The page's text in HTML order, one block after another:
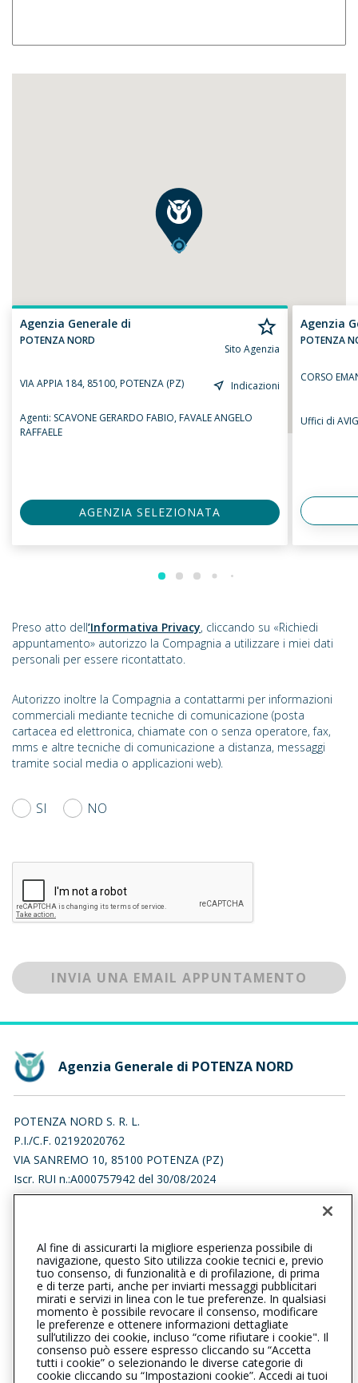
Agenzia Generale di
POTENZA NORD
Sito Agenzia
VIA APPIA 184, 85100, POTENZA (PZ) Indicazioni
Agenti: SCAVONE GERARDO FABIO,FAVALE ANGELO
RAFFAELE
AGENZIA SELEZIONATA
Agenzia
POTENZA
CORSO
Uffici di
Preso atto dell’Informativa Privacy, cliccando su «Richiedi
appuntamento» autorizzo la Compagnia a utilizzare i miei dati
personali per essere ricontattato.
Autorizzo inoltre la Compagnia a contattarmi per informazioni
commerciali mediante tecniche di comunicazione (posta
cartacea ed elettronica, chiamate con o senza operatore, fax,
mms e altre tecniche di comunicazione a distanza, messaggi
tramite social media o applicazioni web).
SI NO
INVIA UNA EMAIL APPUNTAMENTO
Agenzia Generale di POTENZA NORD
POTENZA NORD S. R. L.
P.I./C.F. 02192020762
VIA SANREMO 10, 85100 POTENZA (PZ)
Iscr. RUI n.:A000757942 del 30/08/2024
Iscrizione nel Registro delle Imprese PZ n. 02192020762
0971285346
potenzanord@cattolica.it
infopotenzanord@pec.it
L’intermediario è soggetto al controllo dell’IVASS. Consulta il
Registro RUI al seguentelink
Al fine di assicurarti la migliore esperienza possibile di
navigazione, questo Sito utilizza cookie tecnici e, previo
tuo consenso, di funzionalità e di profilazione, di prima
e di terze parti, anche per inviarti messaggi pubblicitari
mirati e servizi in linea con le tue preferenze. In qualsiasi
momento è possibile revocare il consenso, modificare
le preferenze e ottenere informazioni dettagliate
sull’utilizzo dei cookie, incluso “come rifiutare i cookie". Il
consenso può essere espresso cliccando su “Accetta
tutti i cookie” o selezionando le diverse categorie di
cookie cliccando su “Impostazioni cookie”. Accedi ai tuoi